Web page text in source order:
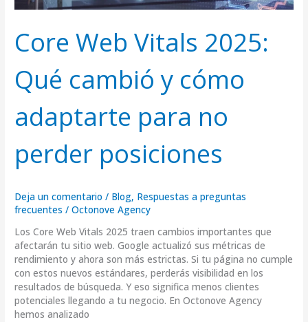
Core Web Vitals 2025:
Qué cambió y cómo
adaptarte para no
perder posiciones
Deja un comentario / Blog, Respuestas a preguntas
frecuentes /Octonove Agency
Los Core Web Vitals 2025 traen cambios importantes que
afectarán tu sitio web. Google actualizó sus métricas de
rendimiento y ahora son más estrictas. Si tu página no cumple
con estos nuevos estándares, perderás visibilidad en los
resultados de búsqueda. Y eso significa menos clientes
potenciales llegando a tu negocio. En Octonove Agency
hemos analizado